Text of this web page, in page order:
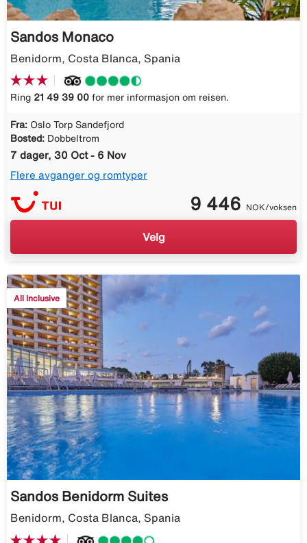
Sandos Monaco
Benidorm, Costa Blanca, Spania
Ring 21 49 39 00 for mer informasjon om reisen.
Fra: Oslo Torp Sandefjord
Bosted: Dobbeltrom
7 dager, 30 Oct - 6 Nov
Flere avganger og romtyper
9 446 NOK/voksen
Velg
All Inclusive
Sandos Benidorm Suites
Benidorm, Costa Blanca, Spania